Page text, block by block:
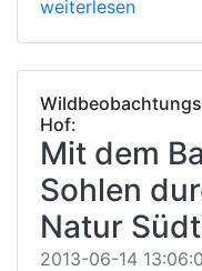
weiterlesen
Hof:
Mit dem
Sohlen
Natur
2013-06-14